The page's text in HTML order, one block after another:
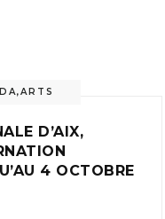
,ARTS
D’AIX,
4 OCTOBRE